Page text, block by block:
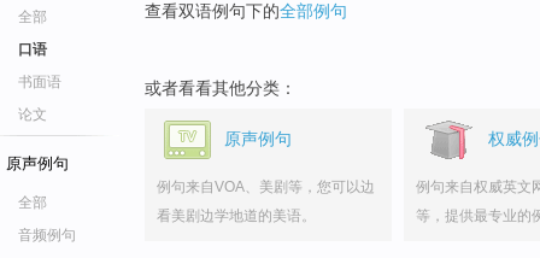
全部
口语
书面语
论文
原声例句
全部
音频例句
查看双语例句下的全部例句
或者看看其他分类：
原声例句
例句来自VOA、美剧等，您可以边
看美剧边学地道的美语。
权威
例句来自权威英文
等，提供最专业的